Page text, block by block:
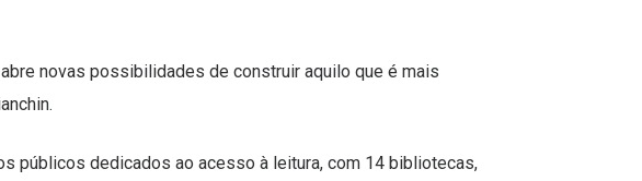
novas possibilidades de construir aquilo que é mais
públicos dedicados ao acesso à leitura, com 14 bibliotecas,